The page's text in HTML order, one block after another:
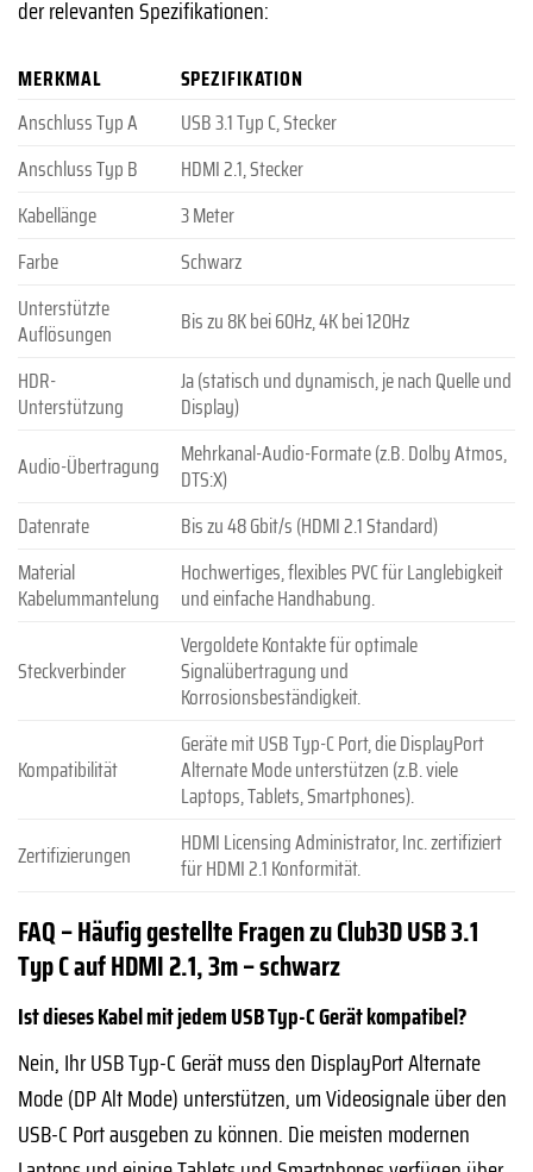
der relevanten Spezifikationen:
MERKMAL
SPEZIFIKATION
Anschluss Typ A
USB 3.1 Typ C, Stecker
Anschluss Typ B
HDMI 2.1, Stecker
Kabellänge
3 Meter
Farbe
Schwarz
Unterstützte
Auflösungen
Bis zu 8K bei 60Hz, 4K bei 120Hz
HDR-
Unterstützung
Ja (statisch und dynamisch, je nach Quelle und
Display)
Audio-Übertragung
Mehrkanal-Audio-Formate (z.B. Dolby Atmos,
DTS:X)
Datenrate
Bis zu 48 Gbit/s (HDMI 2.1 Standard)
Material
Kabelummantelung
Hochwertiges, flexibles PVC für Langlebigkeit
und einfache Handhabung.
Steckverbinder
Vergoldete Kontakte für optimale
Signalübertragung und
Korrosionsbeständigkeit.
Kompatibilität
Geräte mit USB Typ-C Port, die DisplayPort
Alternate Mode unterstützen (z.B. viele
Laptops, Tablets, Smartphones).
Zertifizierungen
HDMI Licensing Administrator, Inc. zertifiziert
für HDMI 2.1 Konformität.
FAQ – Häufig gestellte Fragen zu Club3D USB 3.1
Typ C auf HDMI 2.1, 3m – schwarz
Ist dieses Kabel mit jedem USB Typ-C Gerät kompatibel?
Nein, Ihr USB Typ-C Gerät muss den DisplayPort Alternate
Mode (DP Alt Mode) unterstützen, um Videosignale über den
USB-C Port ausgeben zu können. Die meisten modernen